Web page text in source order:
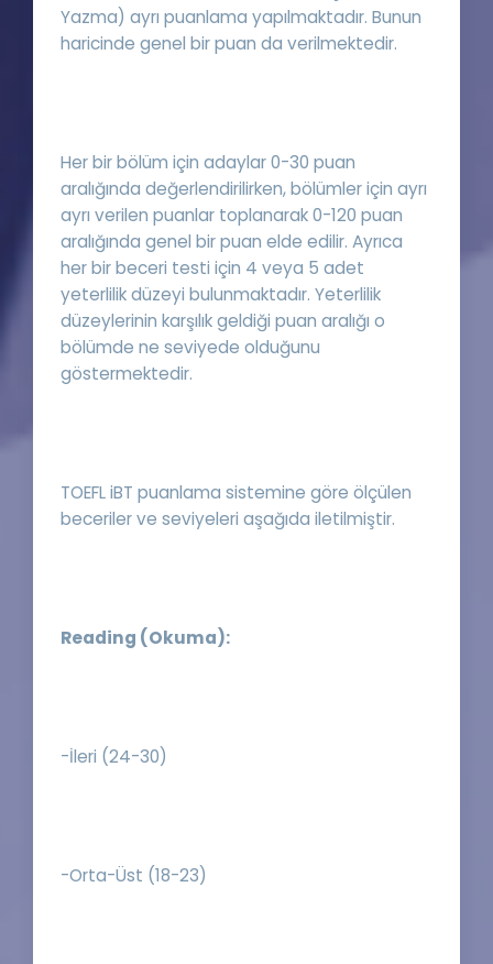
Yazma) ayrı puanlama yapılmaktadır. Bunun
haricinde genel bir puan da verilmektedir.
Her bir bölüm için adaylar 0-30 puan
aralığında değerlendirilirken, bölümler için ayrı
ayrı verilen puanlar toplanarak 0-120 puan
aralığında genel bir puan elde edilir. Ayrıca
her bir beceri testi için 4 veya 5 adet
yeterlilik düzeyi bulunmaktadır. Yeterlilik
düzeylerinin karşılık geldiği puan aralığı o
bölümde ne seviyede olduğunu
göstermektedir.
TOEFL iBT puanlama sistemine göre ölçülen
beceriler ve seviyeleri aşağıda iletilmiştir.
Reading (Okuma):
-İleri (24-30)
-Orta-Üst (18-23)